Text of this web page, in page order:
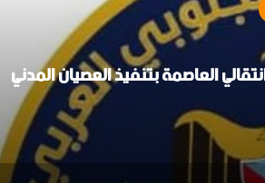
العربي
والتجار في إنجاح العصيان
بالمديرية